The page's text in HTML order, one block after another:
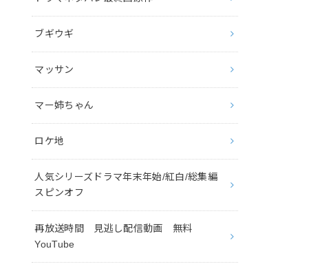
ブギウギ
マッサン
マー姉ちゃん
ロケ地
人気シリーズドラマ年末年始/紅白/総集編
スピンオフ
再放送時間 見逃し配信動画 無料
YouTube